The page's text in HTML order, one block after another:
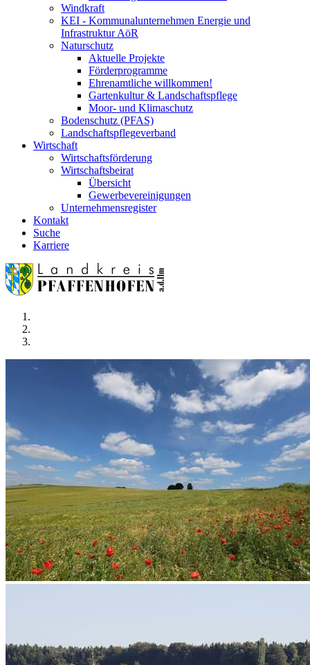
Windkraft
KEI - Kommunalunternehmen Energie und
Infrastruktur AöR
Naturschutz
Aktuelle Projekte
Förderprogramme
Ehrenamtliche willkommen!
Gartenkultur & Landschaftspflege
Moor- und Klimaschutz
Bodenschutz (PFAS)
Landschaftspflegeverband
Wirtschaft
Wirtschaftsförderung
Wirtschaftsbeirat
Übersicht
Gewerbevereinigungen
Unternehmensregister
Kontakt
Suche
Karriere